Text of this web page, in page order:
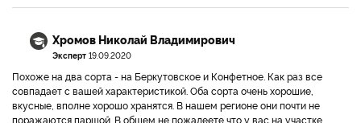
Хромов Николай Владимирович
Эксперт 19.09.2020
Похоже на два сорта - на Беркутовское и Конфетное. Как раз все
совпадает с вашей характеристикой. Оба сорта очень хорошие,
вкусные, вполне хорошо хранятся. В нашем регионе они почти не
поражаются паршой. В общем не пожалеете что у вас на участке